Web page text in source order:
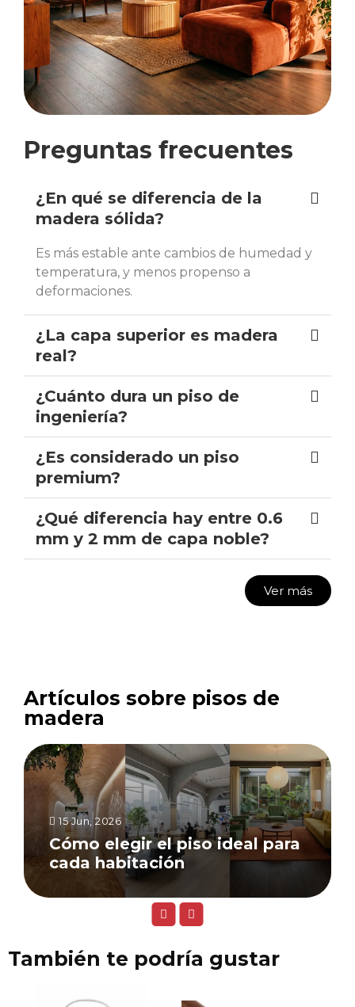
Preguntas frecuentes
¿En qué se diferencia de la
madera sólida?
Es más estable ante cambios de humedad y
temperatura, y menos propenso a
deformaciones.
¿La capa superior es madera
real?
¿Cuánto dura un piso de
ingeniería?
¿Es considerado un piso
premium?
¿Qué diferencia hay entre 0.6
mm y 2 mm de capa noble?
Ver más
Artículos sobre pisos de
madera
15 Jun, 2026
Cómo elegir el piso ideal para
cada habitación
También te podría gustar